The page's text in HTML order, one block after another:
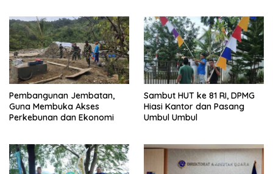
Pembangunan Jembatan,
Guna Membuka Akses
Perkebunan dan Ekonomi
Sambut HUT ke 81 RI, DPMG
Hiasi Kantor dan Pasang
Umbul Umbul